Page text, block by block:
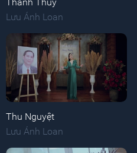
Lưu Ánh Loan
Thu Nguyệt
Lưu Ánh Loan